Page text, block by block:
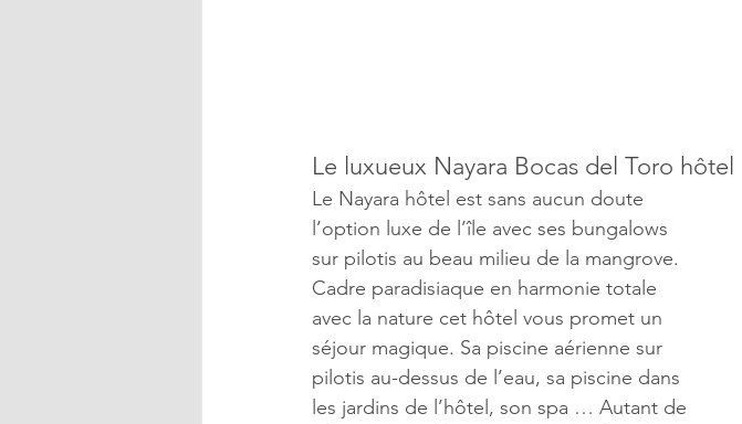
Le luxueux Nayara Bocas del Toro hôtel
Le Nayara hôtel est sans aucun doute
l’option luxe de l’île avec ses bungalows
sur pilotis au beau milieu de la mangrove.
Cadre paradisiaque en harmonie totale
avec la nature cet hôtel vous promet un
séjour magique. Sa piscine aérienne sur
pilotis au-dessus de l’eau, sa piscine dans
les jardins de l’hôtel, son spa … Autant de